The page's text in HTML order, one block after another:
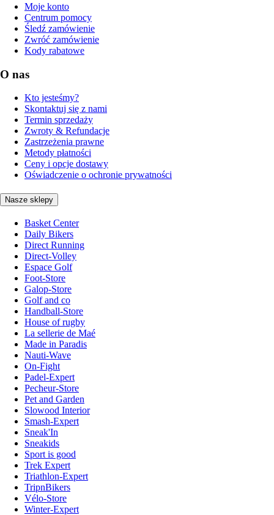
Moje konto
Centrum pomocy
Śledź zamówienie
Zwróć zamówienie
Kody rabatowe
O nas
Kto jesteśmy?
Skontaktuj się z nami
Termin sprzedaży
Zwroty & Refundacje
Zastrzeżenia prawne
Metody płatności
Ceny i opcje dostawy
Oświadczenie o ochronie prywatności
Nasze sklepy
Basket Center
Daily Bikers
Direct Running
Direct-Volley
Espace Golf
Foot-Store
Galop-Store
Golf and co
Handball-Store
House of rugby
La sellerie de Maé
Made in Paradis
Nauti-Wave
On-Fight
Padel-Expert
Pecheur-Store
Pet and Garden
Slowood Interior
Smash-Expert
Sneak'In
Sneakids
Sport is good
Trek Expert
Triathlon-Expert
TripnBikers
Vélo-Store
Winter-Expert